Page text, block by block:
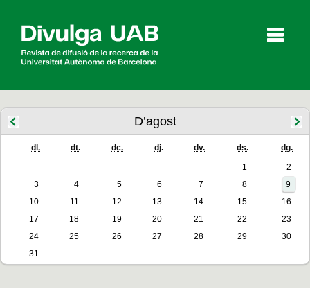
Articles Entrevistes Vídeos
English Español
D’agost
dl. dt. dc. dj. dv. ds. dg.
1
2
3
4 5 6 7 8
9
10
11 12 13 14 15
16
17
18 19 20 21 22
23
24
25 26 27 28 29
30
31